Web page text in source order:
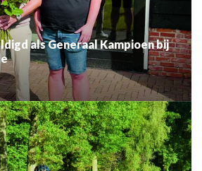
als Generaal Kampioen bij